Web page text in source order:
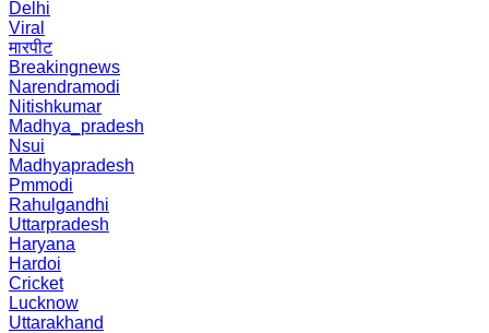
Delhi
Viral
मारपीट
Breakingnews
Narendramodi
Nitishkumar
Madhya_pradesh
Nsui
Madhyapradesh
Pmmodi
Rahulgandhi
Uttarpradesh
Haryana
Hardoi
Cricket
Lucknow
Uttarakhand